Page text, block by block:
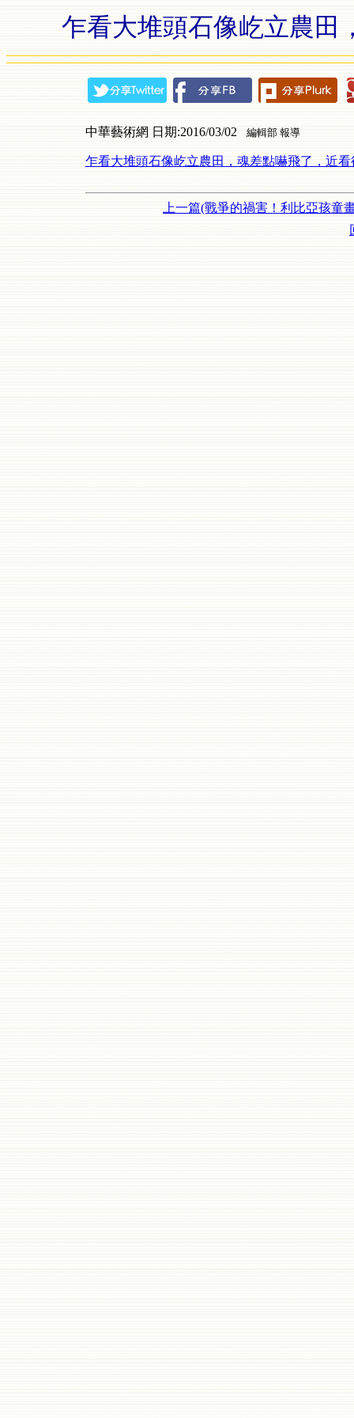
乍看大堆頭石像屹立農田
中華藝術網 日期:2016/03/02 編輯部 報導
乍看大堆頭石像屹立農田，魂差點嚇飛了，近看
上一篇(戰爭的禍害！利比亞孩童